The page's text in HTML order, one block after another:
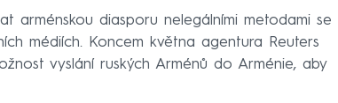
arménskou diasporu nelegálními metodami se
médiích. Koncem května agentura Reuters
vyslání ruských Arménů do Arménie, aby